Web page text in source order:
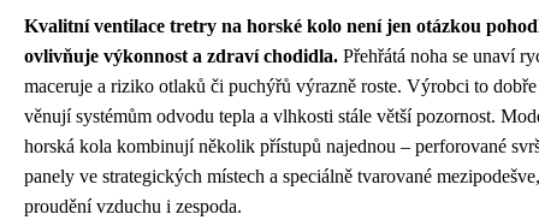
Kvalitní ventilace tretry na horské kolo není jen otázkou
ovlivňuje výkonnost a zdraví chodidla. Přehřátá noha se unaví
maceruje a riziko otlaků či puchýřů výrazně roste. Výrobci to
věnují systémům odvodu tepla a vlhkosti stále větší pozornost.
horská kola kombinují několik přístupů najednou – perforované
panely ve strategických místech a speciálně tvarované
proudění vzduchu i zespoda.